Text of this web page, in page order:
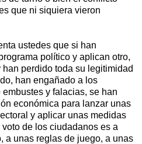
que ni siquiera vieron
ustedes que si han
político y aplican otro,
perdido toda su legitimidad
han engañado a los
y falacias, se han
económica para lanzar unas
y aplicar unas medidas
de los ciudadanos es a
a unas reglas de juego, a unas